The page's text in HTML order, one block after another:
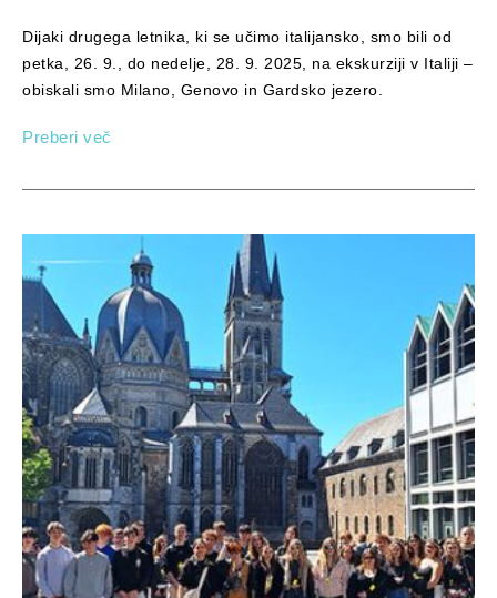
Dijaki drugega letnika, ki se učimo italijansko, smo bili od
petka, 26. 9., do nedelje, 28. 9. 2025, na ekskurziji v Italiji –
obiskali smo Milano, Genovo in Gardsko jezero.
Preberi več